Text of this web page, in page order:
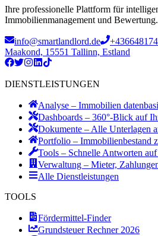
Ihre professionelle Plattform für
Immobilienmanagement und Bewertung.
info@smartlandlord.de
Maakond, 15551 Tallinn, Estland
DIENSTLEISTUNGEN
Analyse – Immobilien
Dashboards – 360°-Blick auf
Dokumente – Alle Unterlagen
Portfolio – Immobilienbestand
Tools – Schnelle Antworten
Verwaltung – Mieter,
Alle Dienstleistungen
TOOLS
Fördermittel-Finder
Grundsteuer Rechner 2026